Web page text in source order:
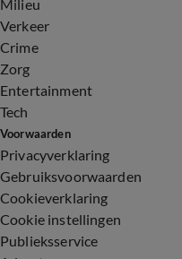
Milieu
Verkeer
Crime
Zorg
Entertainment
Tech
Voorwaarden
Privacyverklaring
Gebruiksvoorwaarden
Cookieverklaring
Cookie instellingen
Publieksservice